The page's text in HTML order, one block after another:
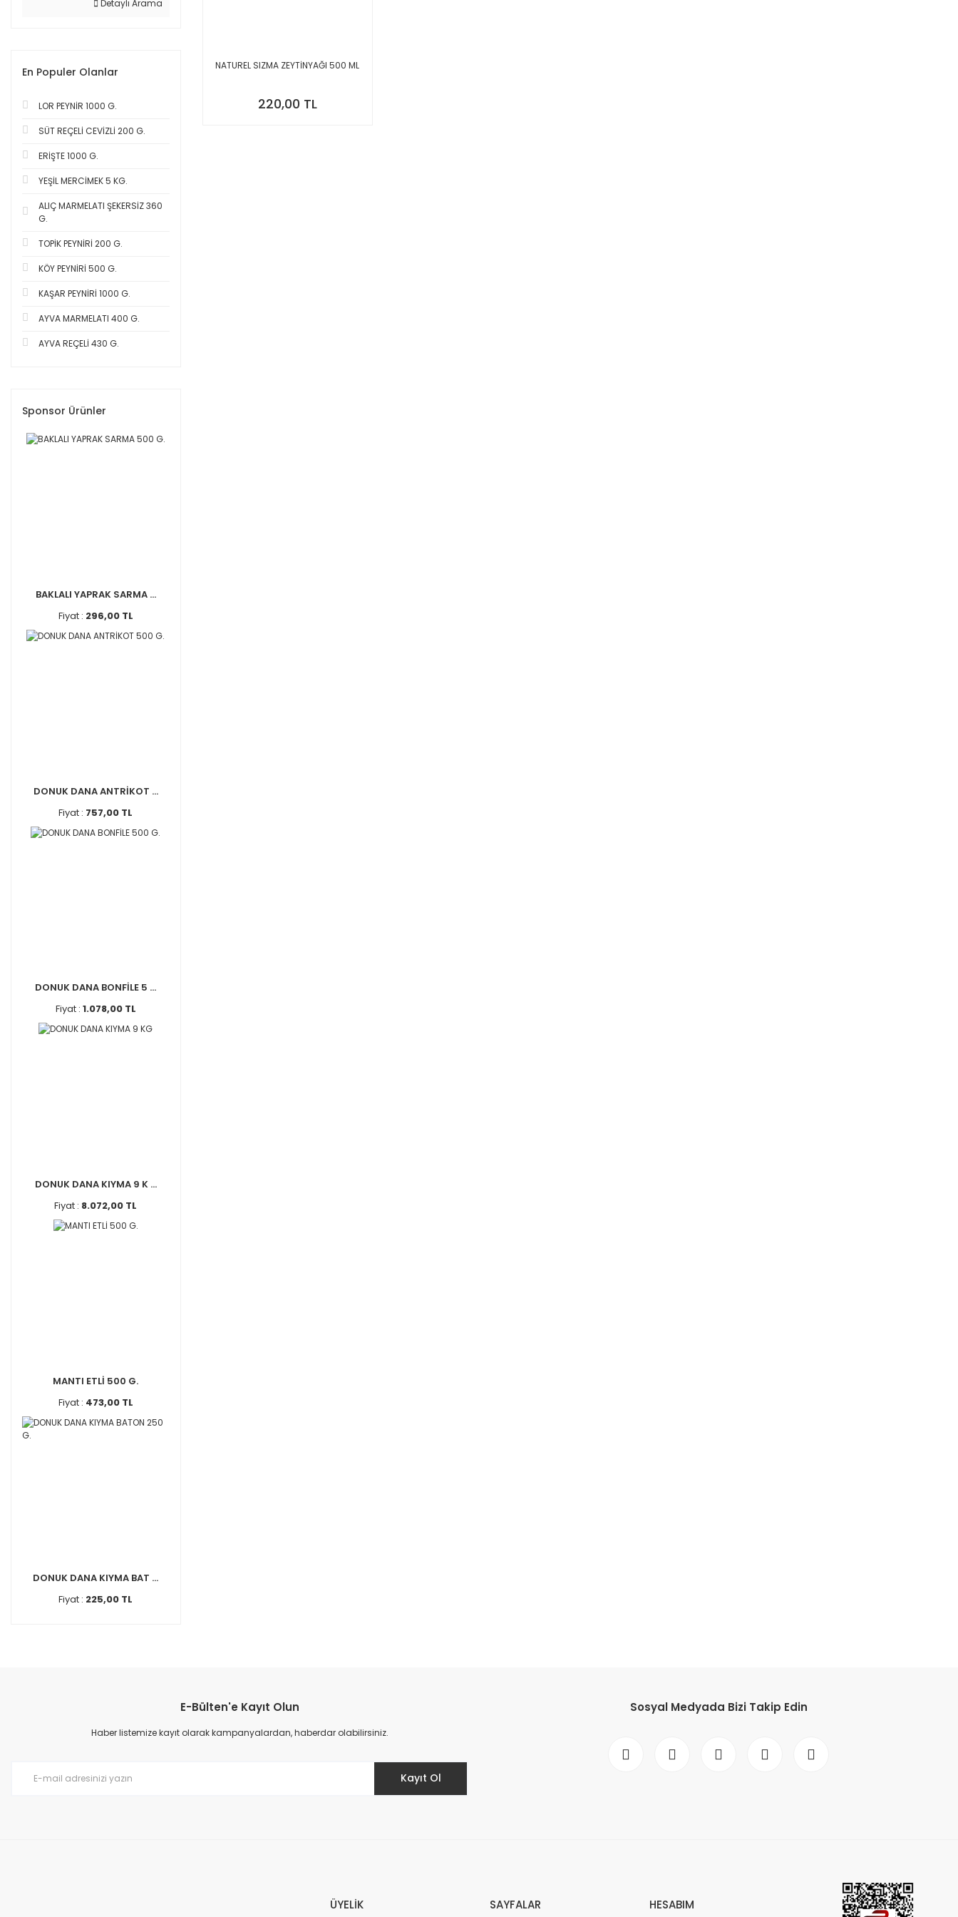
Detaylı Arama
En Populer Olanlar
LOR PEYNİR 1000 G.
SÜT REÇELİ CEVİZLİ 200 G.
ERİŞTE 1000 G.
YEŞİL MERCİMEK 5 KG.
ALIÇ MARMELATI ŞEKERSİZ 360
G.
TOPİK PEYNİRİ 200 G.
KÖY PEYNİRİ 500 G.
KAŞAR PEYNİRİ 1000 G.
AYVA MARMELATI 400 G.
AYVA REÇELİ 430 G.
Sponsor Ürünler
BAKLALI YAPRAK SARMA ...
Fiyat : 296,00 TL
DONUK DANA ANTRİKOT ...
Fiyat : 757,00 TL
DONUK DANA BONFİLE 5 ...
Fiyat : 1.078,00 TL
DONUK DANA KIYMA 9 K ...
Fiyat : 8.072,00 TL
MANTI ETLİ 500 G.
Fiyat : 473,00 TL
DONUK DANA KIYMA BAT ...
Fiyat : 225,00 TL
NATUREL SIZMA ZEYTİNYAĞI 500 ML
220,00 TL
E-Bülten'e Kayıt Olun
Haber listemize kayıt olarak kampanyalardan, haberdar olabilirsiniz.
Kayıt Ol
Sosyal Medyada Bizi Takip Edin
ÜYELİK SAYFALAR HESABIM